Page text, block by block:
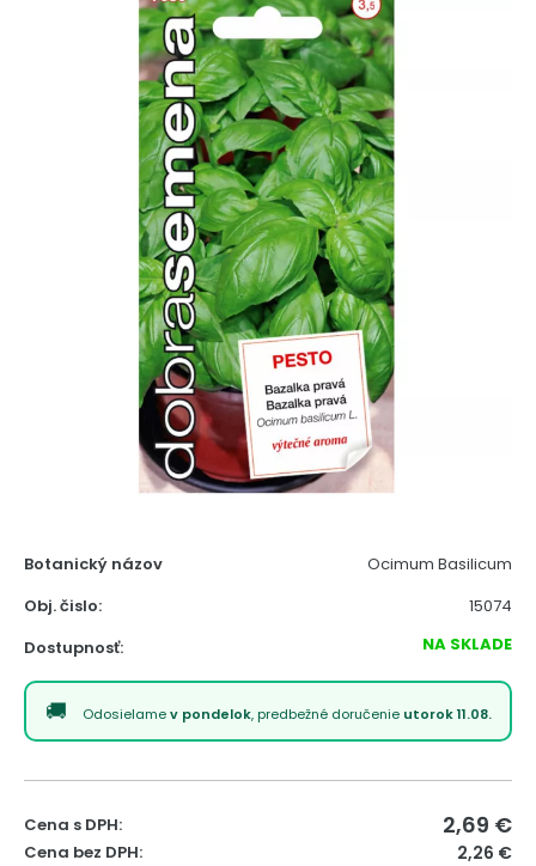
Botanický názov
Ocimum Basilicum
Obj. čislo:
15074
Dostupnosť:
NA SKLADE
Odosielamev pondelok, predbežné doručenie utorok 11.08.
Cena s DPH: 2,69 €
Cena bez DPH: 2,26 €